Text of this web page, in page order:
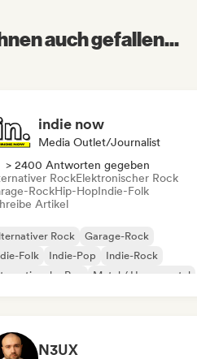
auch gefallen...
indie now
Media Outlet/Journalist
> 2400 Antworten gegeben
RockElektronischer Rock
RockHip-HopIndie-Folk
Artikel
Rock
Garage-Rock
Folk
Indie-Pop
Indie-Rock
Rap
Metal / Heavy metal
N3UX